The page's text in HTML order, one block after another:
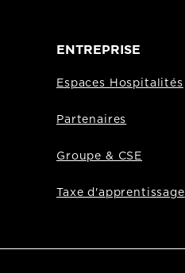
ENTREPRISE
Espaces Hospitalités
Partenaires
Groupe & CSE
Taxe d'apprentissage